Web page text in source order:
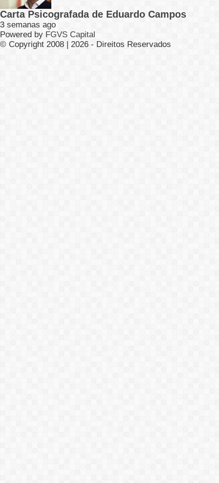
Carta Psicografada de Eduardo Campos
3 semanas ago
Powered by FGVS Capital
© Copyright 2008 | 2026 - Direitos Reservados